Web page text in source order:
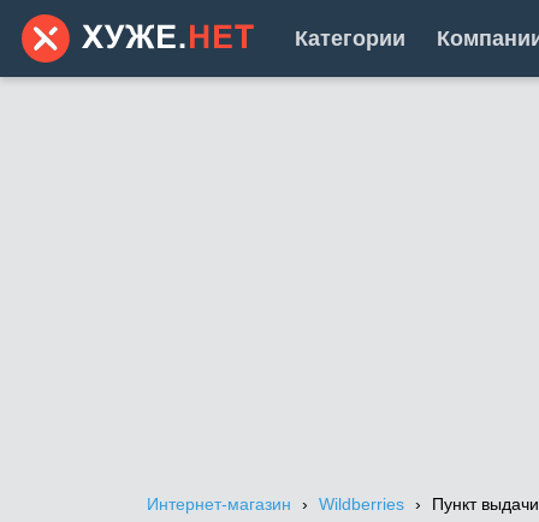
Категории
Интернет-магазин Wildberries Пункт